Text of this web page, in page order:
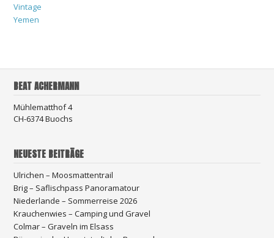
Vintage
Yemen
BEAT ACHERMANN
Mühlematthof 4
CH-6374 Buochs
NEUESTE BEITRÄGE
Ulrichen – Moosmattentrail
Brig – Saflischpass Panoramatour
Niederlande – Sommerreise 2026
Krauchenwies – Camping und Gravel
Colmar – Graveln im Elsass